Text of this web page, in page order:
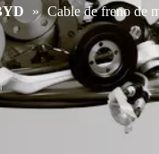
» Cable de freno de